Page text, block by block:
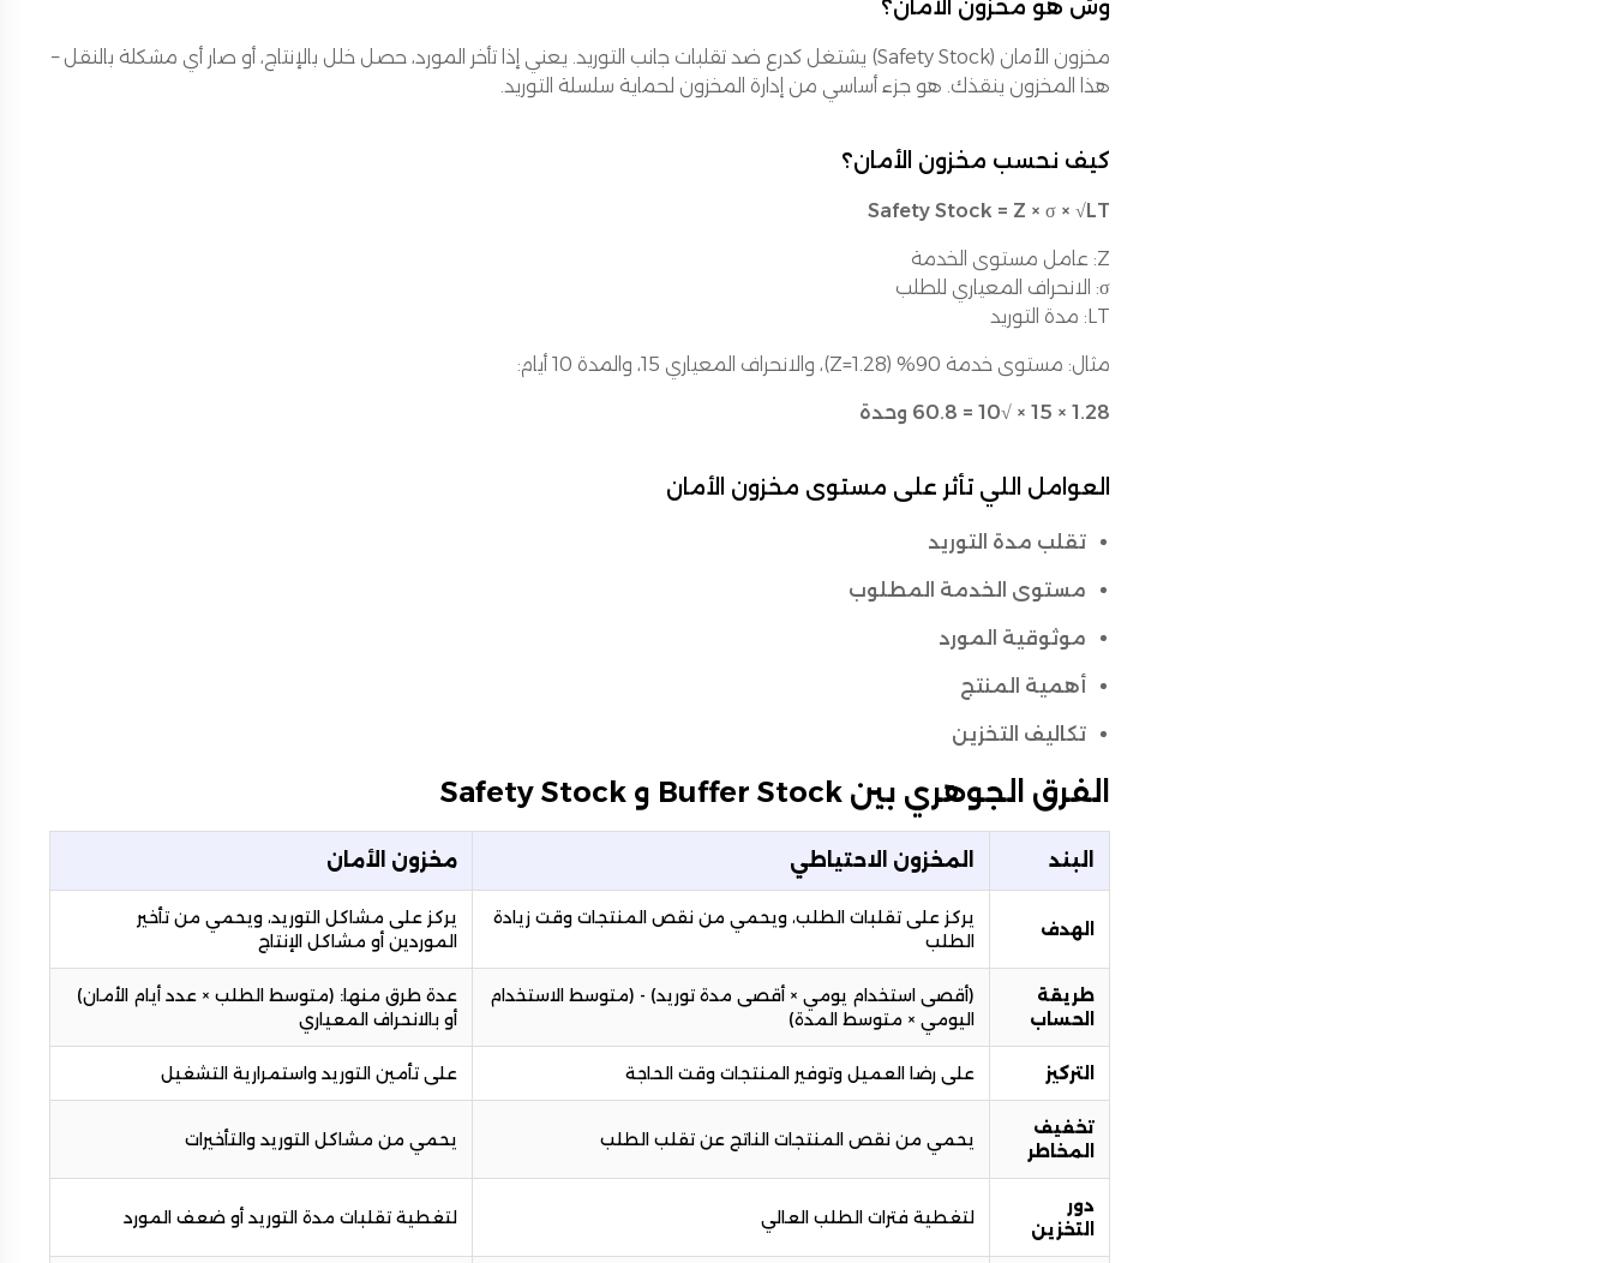
وش هو مخزون الأمان؟
مخزون الأمان (Safety Stock) يشتغل كدرع ضد تقلبات جانب التوريد. يعني إذا تأخر المورد، حصل خلل بالإنتاج، أو صار أي مشكلة بالنقل –
هذا المخزون ينقذك. هو جزء أساسي من إدارة المخزون لحماية سلسلة التوريد.
كيف نحسب مخزون الأمان؟
Safety Stock = Z × σ × √LT
Z: عامل مستوى الخدمة
σ: الانحراف المعياري للطلب
LT: مدة التوريد
مثال: مستوى خدمة 90% (Z=1.28)، والانحراف المعياري 15، والمدة 10 أيام:
1.28 × 15 × √10 = 60.8 وحدة
العوامل اللي تأثر على مستوى مخزون الأمان
تقلب مدة التوريد
مستوى الخدمة المطلوب
موثوقية المورد
أهمية المنتج
تكاليف التخزين
الفرق الجوهري بين Buffer Stock و Safety Stock
البند المخزون الاحتياطي مخزون الأمان
الهدف
يركز على تقلبات الطلب، ويحمي من نقص المنتجات وقت زيادة
الطلب
يركز على مشاكل التوريد، ويحمي من تأخير
الموردين أو مشاكل الإنتاج
طريقة
الحساب
(أقصى استخدام يومي × أقصى مدة توريد) - (متوسط الاستخدام
اليومي × متوسط المدة)
عدة طرق منها: (متوسط الطلب × عدد أيام الأمان)
أو بالانحراف المعياري
التركيز على رضا العميل وتوفير المنتجات وقت الحاجة على تأمين التوريد واستمرارية التشغيل
تخفيف
المخاطر
يحمي من نقص المنتجات الناتج عن تقلب الطلب يحمي من مشاكل التوريد والتأخيرات
دور
التخزين
لتغطية فترات الطلب العالي لتغطية تقلبات مدة التوريد أو ضعف المورد